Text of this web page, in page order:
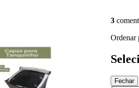
3
Ordenar
Fechar